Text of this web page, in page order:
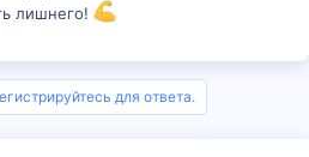
лишнего!
для ответа.